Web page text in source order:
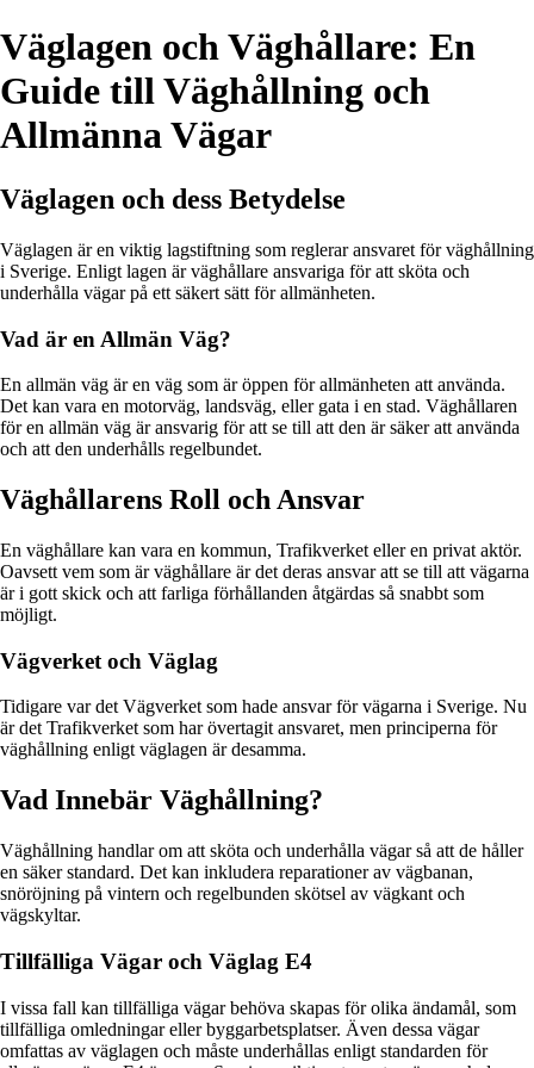
Väglagen och Väghållare: En
Guide till Väghållning och
Allmänna Vägar
Väglagen och dess Betydelse
Väglagen är en viktig lagstiftning som reglerar ansvaret för väghållning
i Sverige. Enligt lagen är väghållare ansvariga för att sköta och
underhålla vägar på ett säkert sätt för allmänheten.
Vad är en Allmän Väg?
En allmän väg är en väg som är öppen för allmänheten att använda.
Det kan vara en motorväg, landsväg, eller gata i en stad. Väghållaren
för en allmän väg är ansvarig för att se till att den är säker att använda
och att den underhålls regelbundet.
Väghållarens Roll och Ansvar
En väghållare kan vara en kommun, Trafikverket eller en privat aktör.
Oavsett vem som är väghållare är det deras ansvar att se till att vägarna
är i gott skick och att farliga förhållanden åtgärdas så snabbt som
möjligt.
Vägverket och Väglag
Tidigare var det Vägverket som hade ansvar för vägarna i Sverige. Nu
är det Trafikverket som har övertagit ansvaret, men principerna för
väghållning enligt väglagen är desamma.
Vad Innebär Väghållning?
Väghållning handlar om att sköta och underhålla vägar så att de håller
en säker standard. Det kan inkludera reparationer av vägbanan,
snöröjning på vintern och regelbunden skötsel av vägkant och
vägskyltar.
Tillfälliga Vägar och Väglag E4
I vissa fall kan tillfälliga vägar behöva skapas för olika ändamål, som
tillfälliga omledningar eller byggarbetsplatser. Även dessa vägar
omfattas av väglagen och måste underhållas enligt standarden för